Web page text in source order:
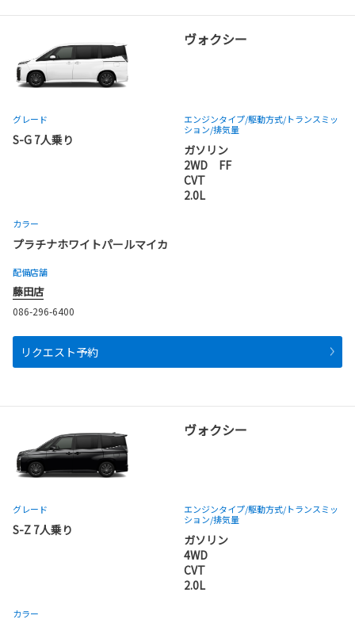
ヴォクシー
グレード
S-G 7人乗り
エンジンタイプ/駆動方式/トランスミッ
ション/排気量
ガソリン
2WD FF
CVT
2.0L
カラー
プラチナホワイトパールマイカ
配備店舗
藤田店
086-296-6400
リクエスト予約
ヴォクシー
グレード
S-Z 7人乗り
エンジンタイプ/駆動方式/トランスミッ
ション/排気量
ガソリン
4WD
CVT
2.0L
カラー